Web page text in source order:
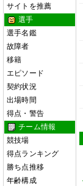
サイトを推薦
選手
選手名鑑
故障者
移籍
エピソード
契約状況
出場時間
得点・警告
チーム情報
競技場
得点ランキング
勝ち点推移
年齢構成